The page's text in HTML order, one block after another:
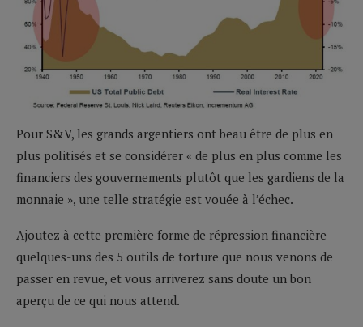
Pour S&V, les grands argentiers ont beau être de plus en
plus politisés et se considérer « de plus en plus comme les
financiers des gouvernements plutôt que les gardiens de la
monnaie », une telle stratégie est vouée à l’échec.
Ajoutez à cette première forme de répression financière
quelques-uns des 5 outils de torture que nous venons de
passer en revue, et vous arriverez sans doute un bon
aperçu de ce qui nous attend.